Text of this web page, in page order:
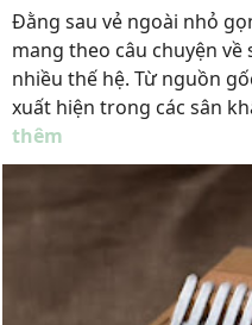
Đằng sau vẻ ngoài nhỏ
mang theo câu chuyện
nhiều thế hệ. Từ nguồn
xuất hiện trong các sân
thêm